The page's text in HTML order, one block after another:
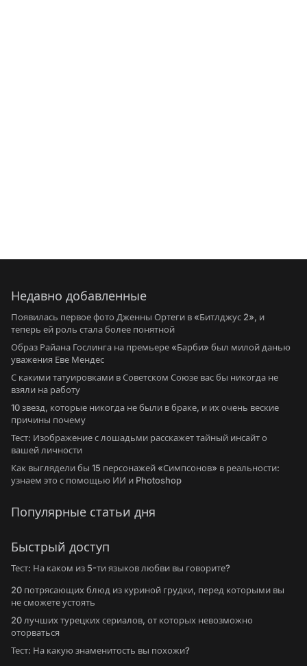
Недавно добавленные
Появилась первое фото Дженны Ортеги в «Битлджус 2», и
теперь ей роль стала более понятной
Образ Райана Гослинга на премьере «Барби» был милой данью
уважения Еве Мендес
С какими татуировками в Советском Союзе вас бы никогда не
взяли на работу
10 звезд, которые никогда не были в браке, и их очень веские
причины почему
Тест: Изображение с лошадьми расскажет тайный инсайт о
вашей личности
Как выглядели бы 15 персонажей «Симпсонов» в реальности:
узнаем это с помощью ИИ и Photoshop
Популярные статьи дня
Быстрый доступ
Тест: На каком из 5-ти языков любви вы говорите?
20 потрясающих блюд из куриной грудки, перед которыми вы
не сможете устоять
20 лучших турецких сериалов, от которых невозможно
оторваться
Тест: На какую знаменитость вы похожи?